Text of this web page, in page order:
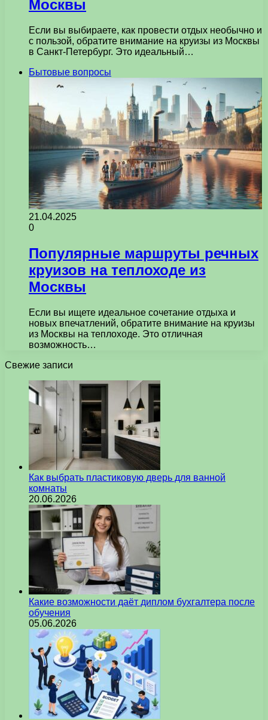
Москвы
Если вы выбираете, как провести отдых необычно и
с пользой, обратите внимание на круизы из Москвы
в Санкт-Петербург. Это идеальный…
Бытовые вопросы
21.04.2025
0
Популярные маршруты речных
круизов на теплоходе из
Москвы
Если вы ищете идеальное сочетание отдыха и
новых впечатлений, обратите внимание на круизы
из Москвы на теплоходе. Это отличная
возможность…
Свежие записи
Как выбрать пластиковую дверь для ванной
комнаты
20.06.2026
Какие возможности даёт диплом бухгалтера после
обучения
05.06.2026